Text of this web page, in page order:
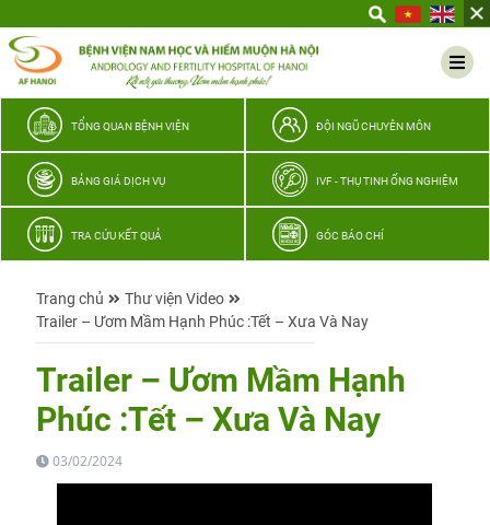
thương
TỔNG QUAN BỆNH VIỆN ĐỘI NGŨ CHUYÊN MÔN
BẢNG GIÁ DỊCH VỤ IVF - THỤ TINH ỐNG NGHIỆM
TRA CỨU KẾT QUẢ GÓC BÁO CHÍ
Trang chủ
Thư viện Video
Trailer – Ươm Mầm Hạnh Phúc :Tết – Xưa Và Nay
Trailer – Ươm Mầm Hạnh
Phúc :Tết – Xưa Và Nay
03/02/2024